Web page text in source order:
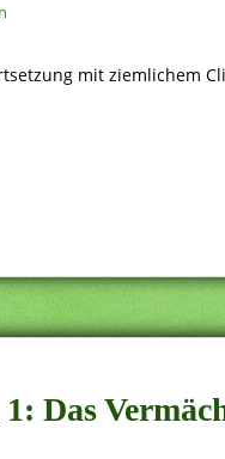
mit ziemlichem
Das